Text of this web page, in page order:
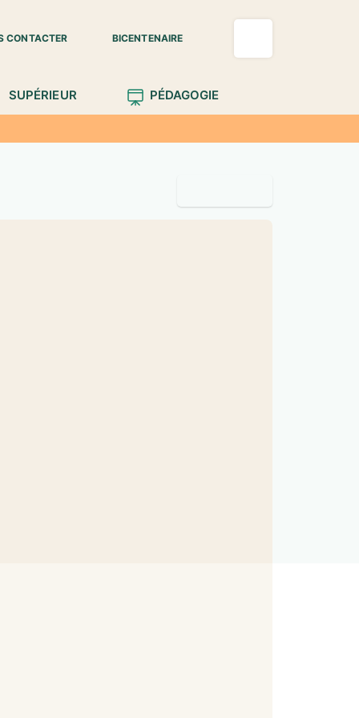
CONTACTER BICENTENAIRE
SUPÉRIEUR PÉDAGOGIE